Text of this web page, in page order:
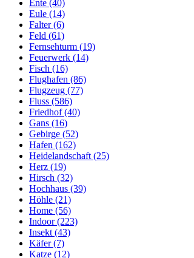
Ente (40)
Eule (14)
Falter (6)
Feld (61)
Fernsehturm (19)
Feuerwerk (14)
Fisch (16)
Flughafen (86)
Flugzeug (77)
Fluss (586)
Friedhof (40)
Gans (16)
Gebirge (52)
Hafen (162)
Heidelandschaft (25)
Herz (19)
Hirsch (32)
Hochhaus (39)
Höhle (21)
Home (56)
Indoor (223)
Insekt (43)
Käfer (7)
Katze (12)